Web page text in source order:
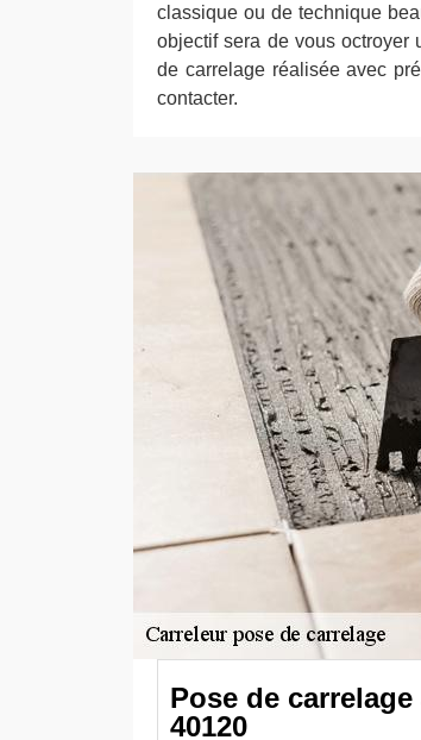
classique ou de technique
objectif sera de vous octroyer
de carrelage réalisée avec
contacter.
Pose de
40120